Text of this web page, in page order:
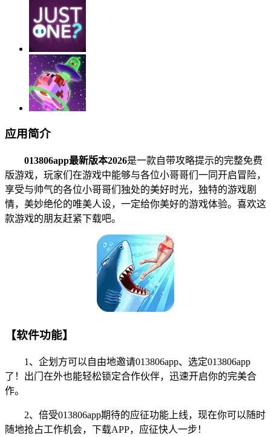
应用简介
013806app最新版本2026是一款自带攻略提示的完整免费
版游戏，玩家们在游戏中能够与各位小哥哥们一同开启冒险，
享受与帅气的各位小哥哥们独处的美好时光，独特的游戏剧
情，美妙绝伦的唯美人设，一定给你美好的游戏体验。喜欢这
款游戏的朋友赶紧下载吧。
【软件功能】
1、企划方可以自由地邀请013806app、选定013806app
了！出门在外也能轻松锁定合作伙伴，迅速开启你的完美合
作。
2、倍受013806app期待的应征功能上线，现在你可以随时
随地抢占工作机会，下载APP，应征快人一步！